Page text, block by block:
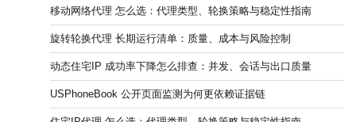
移动网络代理 怎么选：代理类型、轮换策略与稳定性指南
旋转轮换代理 长期运行清单：质量、成本与风险控制
动态住宅IP 成功率下降怎么排查：并发、会话与出口质量
USPhoneBook 公开页面监测为何更依赖证据链